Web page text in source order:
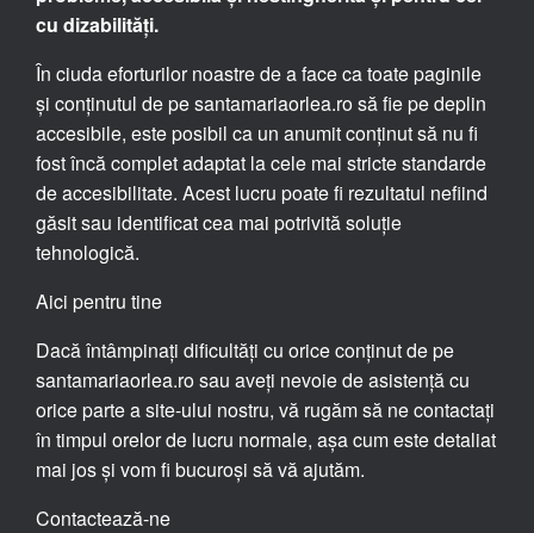
cu dizabilități.
În ciuda eforturilor noastre de a face ca toate paginile
și conținutul de pe santamariaorlea.ro să fie pe deplin
accesibile, este posibil ca un anumit conținut să nu fi
fost încă complet adaptat la cele mai stricte standarde
de accesibilitate. Acest lucru poate fi rezultatul nefiind
găsit sau identificat cea mai potrivită soluție
tehnologică.
Aici pentru tine
Dacă întâmpinați dificultăți cu orice conținut de pe
santamariaorlea.ro sau aveți nevoie de asistență cu
orice parte a site-ului nostru, vă rugăm să ne contactați
în timpul orelor de lucru normale, așa cum este detaliat
mai jos și vom fi bucuroși să vă ajutăm.
Contactează-ne